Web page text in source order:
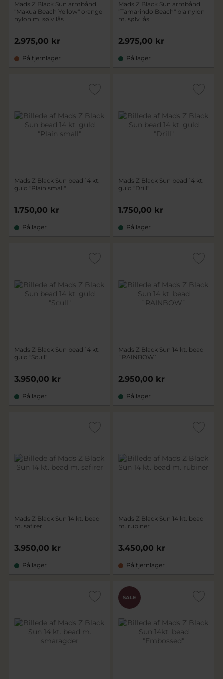
Mads Z Black Sun armbånd
"Makua Beach Yellow" orange
nylon m. sølv lås
2.975,00 kr
På fjernlager
Mads Z Black Sun armbånd
"Tamarindo Beach" blå nylon
m. sølv lås
2.975,00 kr
På lager
Mads Z Black Sun bead 14 kt.
guld "Plain small"
1.750,00 kr
På lager
Mads Z Black Sun bead 14 kt.
guld "Drill"
1.750,00 kr
På lager
Mads Z Black Sun bead 14 kt.
guld "Scull"
3.950,00 kr
På lager
Mads Z Black Sun 14 kt. bead
`RAINBOW`
2.950,00 kr
På lager
Mads Z Black Sun 14 kt. bead
m. safirer
3.950,00 kr
På lager
Mads Z Black Sun 14 kt. bead
m. rubiner
3.450,00 kr
På fjernlager
SALE